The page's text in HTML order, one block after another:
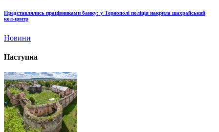
Представлялись працівниками банку: у Тернополі поліція накрила шахрайський
кол-центр
Новини
Наступна